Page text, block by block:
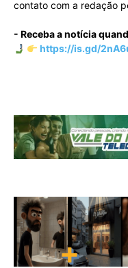
contato com a redação
- Receba a notícia
https://is.gd/